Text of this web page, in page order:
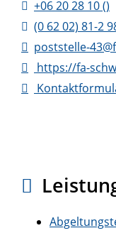
+062028 10 ()
(0 6202) 81-2
poststelle-
https://fa-